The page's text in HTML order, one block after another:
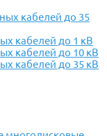
кабелей до 35
кабелей до 1 кВ
кабелей до 10 кВ
кабелей до 35 кВ